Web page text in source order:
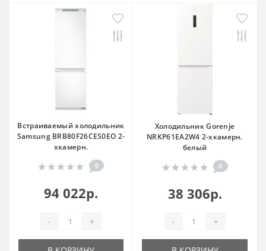
Встраиваемый холодильник
Samsung BRB80F26CES0EO 2-
хкамерн.
0
94 022р.
- +
Холодильник Gorenje
NRKP61EA2W4 2-хкамерн.
белый
0
38 306р.
- +